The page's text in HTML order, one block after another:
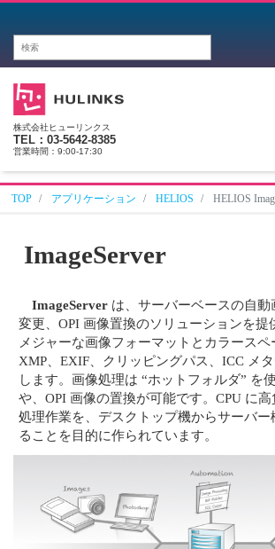
株式会社ヒューリンクス
TEL：03-5642-8385
営業時間：9:00-17:30
TOP アプリケーション HELIOS HELIOS
ImageServer
ImageServer は、サーバーベースの自
変更、OPI 画像置換のソリューションを提
メジャーな画像フォーマットとカラースペ
XMP、EXIF、クリッピングパス、ICC メ
します。画像処理は “ホットフォルダ” を
や、OPI 画像の置換が可能です。CPU に
処理作業を、デスクトップ機からサーバ
ることを目的に作られています。